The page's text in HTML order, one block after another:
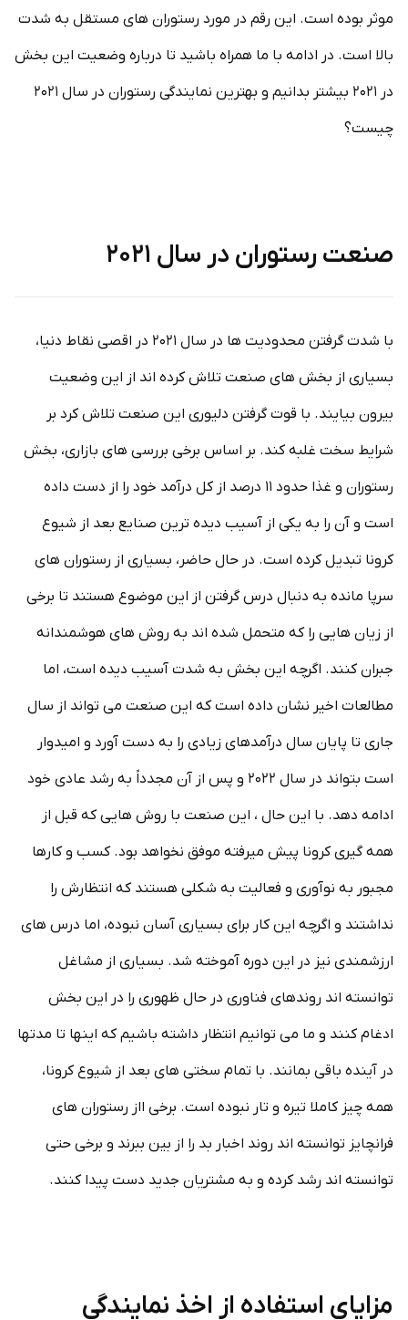
موثر بوده است. این رقم در مورد رستوران های مستقل به شدت
بالا است. در ادامه با ما همراه باشید تا درباره وضعیت این بخش
در ۲۰۲۱ بیشتر بدانیم و بهترین نمایندگی رستوران در سال ۲۰۲۱
چیست؟
صنعت رستوران در سال ۲۰۲۱
با شدت گرفتن محدودیت ها در سال ۲۰۲۱ در اقصی نقاط دنیا،
بسیاری از بخش های صنعت تلاش کرده اند از این وضعیت
بیرون بیایند. با قوت گرفتن دلیوری این صنعت تلاش کرد بر
شرایط سخت غلبه کند. بر اساس برخی بررسی های بازاری، بخش
رستوران و غذا حدود ۱۱ درصد از کل درآمد خود را از دست داده
است و آن را به یکی از آسیب دیده ترین صنایع بعد از شیوع
کرونا تبدیل کرده است. در حال حاضر، بسیاری از رستوران های
سرپا مانده به دنبال درس گرفتن از این موضوع هستند تا برخی
از زیان هایی را که متحمل شده اند به روش های هوشمندانه
جبران کنند. اگرچه این بخش به شدت آسیب دیده است، اما
مطالعات اخیر نشان داده است که این صنعت می تواند از سال
جاری تا پایان سال درآمدهای زیادی را به دست آورد و امیدوار
است بتواند در سال ۲۰۲۲ و پس از آن مجدداً به رشد عادی خود
ادامه دهد. با این حال ، این صنعت با روش هایی که قبل از
همه گیری کرونا پیش میرفته موفق نخواهد بود. کسب و کارها
مجبور به نوآوری و فعالیت به شکلی هستند که انتظارش را
نداشتند و اگرچه این کار برای بسیاری آسان نبوده، اما درس های
ارزشمندی نیز در این دوره آموخته شد. بسیاری از مشاغل
توانسته اند روندهای فناوری در حال ظهوری را در این بخش
ادغام کنند و ما می توانیم انتظار داشته باشیم که اینها تا مدتها
در آینده باقی بمانند. با تمام سختی های بعد از شیوع کرونا،
همه چیز کاملا تیره و تار نبوده است. برخی ااز رستوران های
فرانچایز توانسته اند روند اخبار بد را از بین ببرند و برخی حتی
توانسته اند رشد کرده و به مشتریان جدید دست پیدا کنند.
مزایای استفاده از اخذ نمایندگی